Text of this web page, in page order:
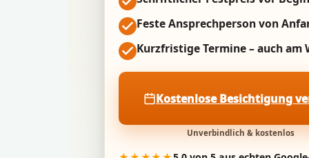
Feste Ansprechperson von
Kurzfristige Termine – auch am
Kostenlose Besichtigung
Unverbindlich & kostenlos